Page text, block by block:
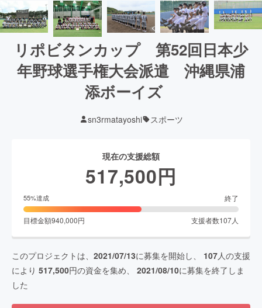
リポビタンカップ 第52回日本少
年野球選手権大会派遣 沖縄県浦
添ボーイズ
sn3rmatayoshi スポーツ
現在の支援総額
517,500円
55%達成 終了
目標金額940,000円 支援者数107人
このプロジェクトは、 2021/07/13に募集を開始し、 107人の支援
により 517,500円の資金を集め、 2021/08/10に募集を終了しま
した